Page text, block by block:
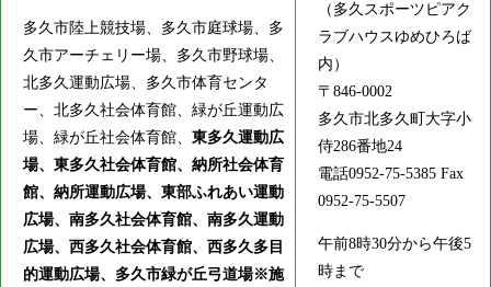
多久市陸上競技場、多久市庭球場、多
久市アーチェリー場、多久市野球場、
北多久運動広場、多久市体育センタ
ー、北多久社会体育館、緑が丘運動広
場、緑が丘社会体育館、 東多久運動広
場、東多久社会体育館、納所社会体育
館、納所運動広場、東部ふれあい運動
広場、南多久社会体育館、南多久運動
広場、西多久社会体育館、西多久多目
的運動広場、多久市緑が丘弓道場※施
（多久スポーツピアク
ラブハウスゆめひろば
内）
〒846-0002
多久市北多久町大字小
侍286番地24
電話0952-75-5385 Fax
0952-75-5507
午前8時30分から午後5
時まで